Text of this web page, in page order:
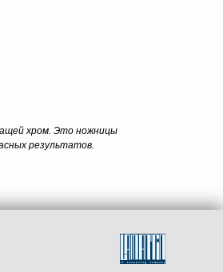
хром. Это ножницы
результатов.